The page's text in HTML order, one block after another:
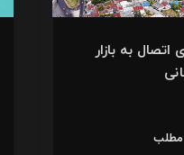
اتصال به بازار
مطلب